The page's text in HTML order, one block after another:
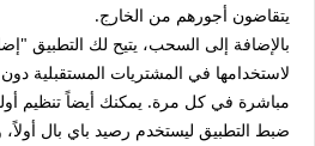
يتقاضون أجورهم من الخارج.
بالإضافة إلى السحب، يتيح لك التطبيق
لاستخدامها في المشتريات المستقبلية
مباشرة في كل مرة. يمكنك أيضاً تنظيم
ضبط التطبيق ليستخدم رصيد باي بال